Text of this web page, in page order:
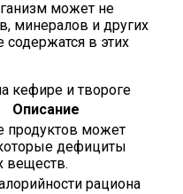
может не
минералов и других
в этих
кефире и твороге
Описание
продуктов может
дефициты
веществ.
рациона